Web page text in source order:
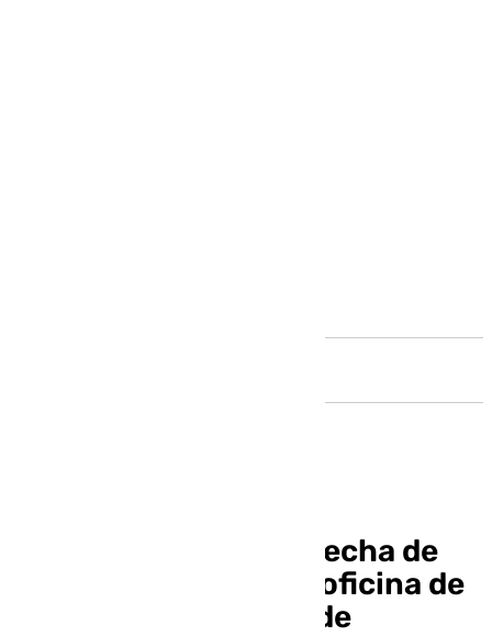
La Junta anuncia la fecha de
apertura de la nueva oficina de
empleo de San Juan de